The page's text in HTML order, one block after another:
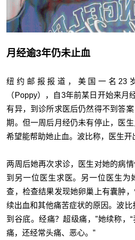
月经逾3年仍未止血
纽约邮报报道，美国一名23
（Poppy），自3年前某日开始来月
有异，到诊所求医后仍然得不到答
期。但一周后月经仍未有停止，医生
希望能帮助她止血。波比称，医生开
两周后她再次求诊，医生对她的病
到另一位医生求医。另一位医生为
查，检查结果发现她卵巢上有囊肿
续出血和其他痛苦症状的原因。波比
到谷底。经痛？超级痛，”她续称，
痛，还经常头痛、恶心。”